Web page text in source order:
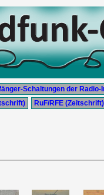
Schaltungen der Radio-
RuF/RFE (Zeitschrift)